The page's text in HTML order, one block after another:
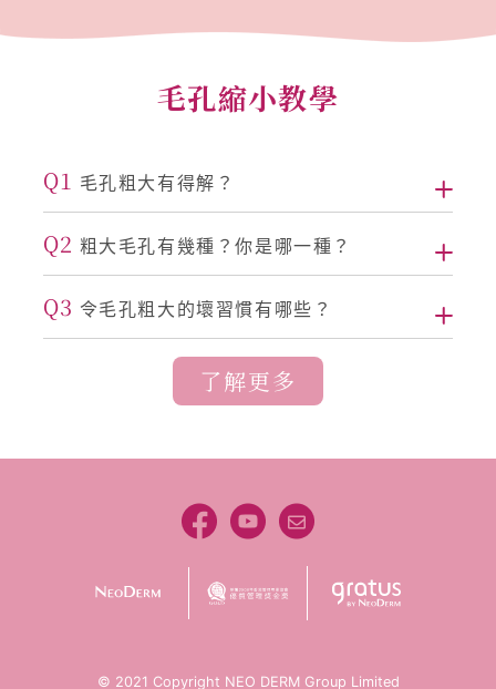
毛孔縮小教學
Q1 毛孔粗大有得解？
Q2 粗大毛孔有幾種？你是哪一種？
Q3 令毛孔粗大的壞習慣有哪些？
了解更多
© 2021 Copyright NEO DERM Group Limited